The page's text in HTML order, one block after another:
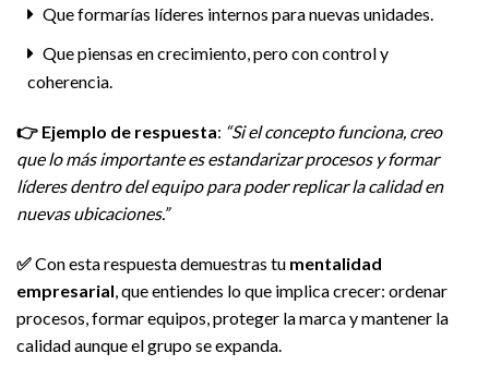
Que formarías líderes internos para nuevas unidades.
Que piensas en crecimiento, pero con control y
coherencia.
👉 Ejemplo de respuesta: “Si el concepto funciona, creo
que lo más importante es estandarizar procesos y formar
líderes dentro del equipo para poder replicar la calidad en
nuevas ubicaciones.”
✅Con esta respuesta demuestras tu mentalidad
empresarial , que entiendes lo que implica crecer: ordenar
procesos, formar equipos, proteger la marca y mantener la
calidad aunque el grupo se expanda.